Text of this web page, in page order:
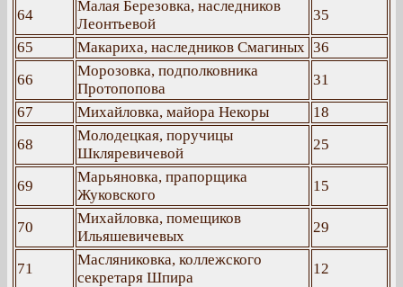
64
Малая Березовка, наследников
Леонтьевой
35
65
Макариха, наследников Смагиных 36
66
Морозовка, подполковника
Протопопова
31
67
Михайловка, майора Некоры
18
68
Молодецкая, поручицы
Шкляревичевой
25
69
Марьяновка, прапорщика
Жуковского
15
70
Михайловка, помещиков
Ильяшевичевых
29
71
Масляниковка, коллежского
секретаря Шпира
12